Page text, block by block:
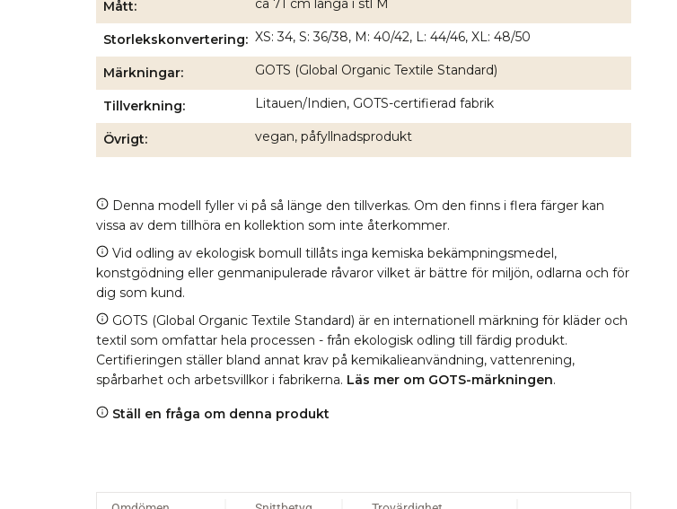
Mått ca 71 cm långa i stl M
Storlekskonvertering XS: 34, S: 36/38, M: 40/42, L: 44/46, XL: 48/50
Märkningar GOTS (Global Organic Textile Standard)
Tillverkning Litauen/Indien, GOTS-certifierad fabrik
Övrigt vegan, påfyllnadsprodukt
Denna modell fyller vi på så länge den tillverkas. Om den finns i flera färger kan
vissa av dem tillhöra en kollektion som inte återkommer.
Vid odling av ekologisk bomull tillåts inga kemiska bekämpningsmedel,
konstgödning eller genmanipulerade råvaror vilket är bättre för miljön, odlarna och för
dig som kund.
GOTS (Global Organic Textile Standard) är en internationell märkning för kläder och
textil som omfattar hela processen - från ekologisk odling till färdig produkt.
Certifieringen ställer bland annat krav på kemikalieanvändning, vattenrening,
spårbarhet och arbetsvillkor i fabrikerna. Läs mer om GOTS-märkningen.
Ställ en fråga om denna produkt